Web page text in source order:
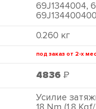
69J1344004,
69J134400400
0.260 кг
под заказ от 2-х
4836 Р
Усилие